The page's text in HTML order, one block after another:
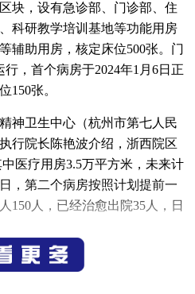
块，设有急诊部、门诊部、住
科研教学培训基地等功能用房
辅助用房，核定床位500张。门
，首个病房于2024年1月6日正
150张。
神卫生中心（杭州市第七人民
行院长陈艳波介绍，浙西院区
医疗用房3.5万平方米，未来计
，第二个病房按照计划提前一
150人，已经治愈出院35人，日
第七人民医院浙西院区的顺利